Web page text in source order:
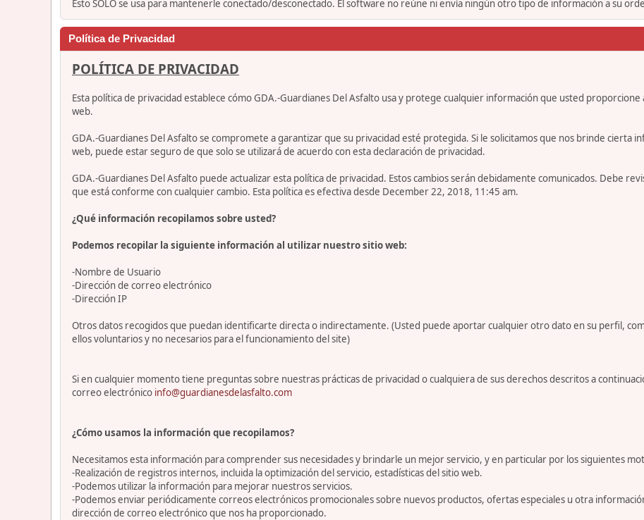
Esto SOLO se usa para mantenerle conectado/desconectado. El software no reúne ni envía ningún otro tipo de información a su
Política de Privacidad
POLÍTICA DE PRIVACIDAD
Esta política de privacidad establece cómo GDA.-Guardianes Del Asfalto usa y protege cualquier información que usted
web.
GDA.-Guardianes Del Asfalto se compromete a garantizar que su privacidad esté protegida. Si le solicitamos que nos brinde cierta
web, puede estar seguro de que solo se utilizará de acuerdo con esta declaración de privacidad.
GDA.-Guardianes Del Asfalto puede actualizar esta política de privacidad. Estos cambios serán debidamente comunicados. Debe
que está conforme con cualquier cambio. Esta política es efectiva desde December 22, 2018, 11:45 am.
¿Qué información recopilamos sobre usted?
Podemos recopilar la siguiente información al utilizar nuestro sitio web:
-Nombre de Usuario
-Dirección de correo electrónico
-Dirección IP
Otros datos recogidos que puedan identificarte directa o indirectamente. (Usted puede aportar cualquier otro dato en su perfil,
ellos voluntarios y no necesarios para el funcionamiento del site)
Si en cualquier momento tiene preguntas sobre nuestras prácticas de privacidad o cualquiera de sus derechos descritos a
correo electrónico info@guardianesdelasfalto.com
¿Cómo usamos la información que recopilamos?
Necesitamos esta información para comprender sus necesidades y brindarle un mejor servicio, y en particular por los siguientes
-Realización de registros internos, incluida la optimización del servicio, estadísticas del sitio web.
-Podemos utilizar la información para mejorar nuestros servicios.
-Podemos enviar periódicamente correos electrónicos promocionales sobre nuevos productos, ofertas especiales u otra
dirección de correo electrónico que nos ha proporcionado.